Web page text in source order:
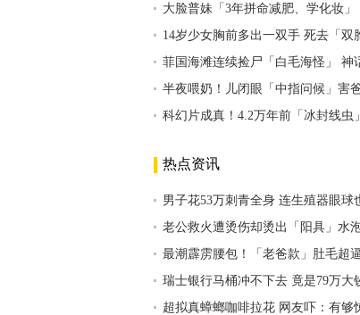
大脸普妹「3年拼命减肥、学化妆」
14岁少女胸前多出一双手 死去「双
菲国海滩连续捡尸「白毛海怪」 神
半夜喂奶！儿闭眼「中指问候」
科幻片成真！4.2万年前「冰封线虫
热点资讯
男子花53万刺青全身 连生殖器眼球
老公救火遭烫伤却烫出「阳具」水
最潮霹雳腰包！「老爸款」肚毛超
瑞士银行马桶冲不下去 竟是79万大
超拟真蟑螂咖啡拉花 网友吓：有够